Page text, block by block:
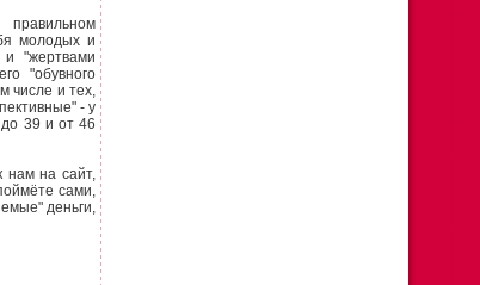
молодых и
"жертвами
"обувного
числе и тех,
- у
39 и от 46
нам на сайт,
сами,
деньги,